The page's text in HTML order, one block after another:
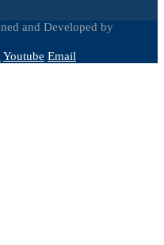
and Developed by
Youtube Email